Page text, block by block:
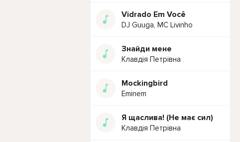
Vidrado Em Você
DJ Guuga, MC Livinho
Знайди мене
Клавдія Петрівна
Mockingbird
Eminem
Я щаслива! (Не має сил)
Клавдія Петрівна